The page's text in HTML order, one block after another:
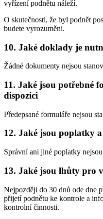
vyřízení podnětu náleží.
O skutečnosti, že byl podnět
budete vyrozuměni.
10. Jaké doklady je
Žádné dokumenty nejsou
11. Jaké jsou potřebné
dispozici
Předepsané formuláře nejsou
12. Jaké jsou poplatky
Správní ani jiné poplatky
13. Jaké jsou lhůty pro
Nejpozději do 30 dnů ode dne
přijetí podnětu ke kontrole a
kontrolní činnosti.